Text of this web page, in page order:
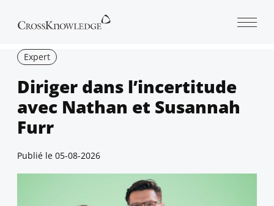
Expert
Diriger dans l’incertitude
avec Nathan et Susannah
Furr
Publié le 05-08-2026